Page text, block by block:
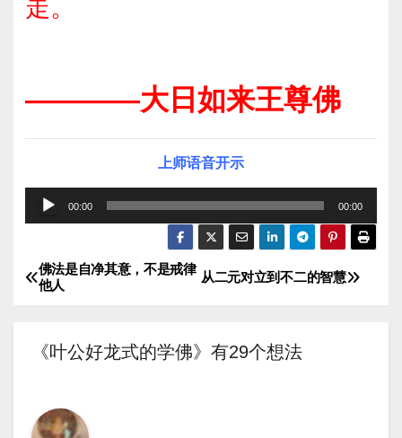
走。
————大日如来王尊佛
上师语音开示
频
放
00:00 00:00
文
导
从二元对立到不二的智慧
佛法是自净其意，不是戒律
他人
《叶公好龙式的学佛》有29个想法